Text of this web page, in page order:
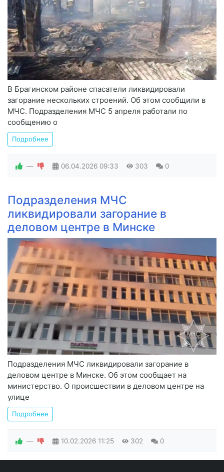
В Брагинском районе спасатели ликвидировали
загорание нескольких строений. Об этом сообщили в
МЧС. Подразделения МЧС 5 апреля работали по
сообщению о
Подробнее
— 06.04.2026 09:33 303 0
Подразделения МЧС
ликвидировали загорание в
деловом центре в Минске
Подразделения МЧС ликвидировали загорание в
деловом центре в Минске. Об этом сообщает на
министерство. О происшествии в деловом центре на
улице
Подробнее
— 10.02.2026 11:25 302 0